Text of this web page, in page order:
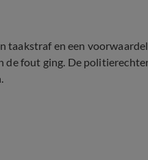
taakstraf en een
de fout ging. De